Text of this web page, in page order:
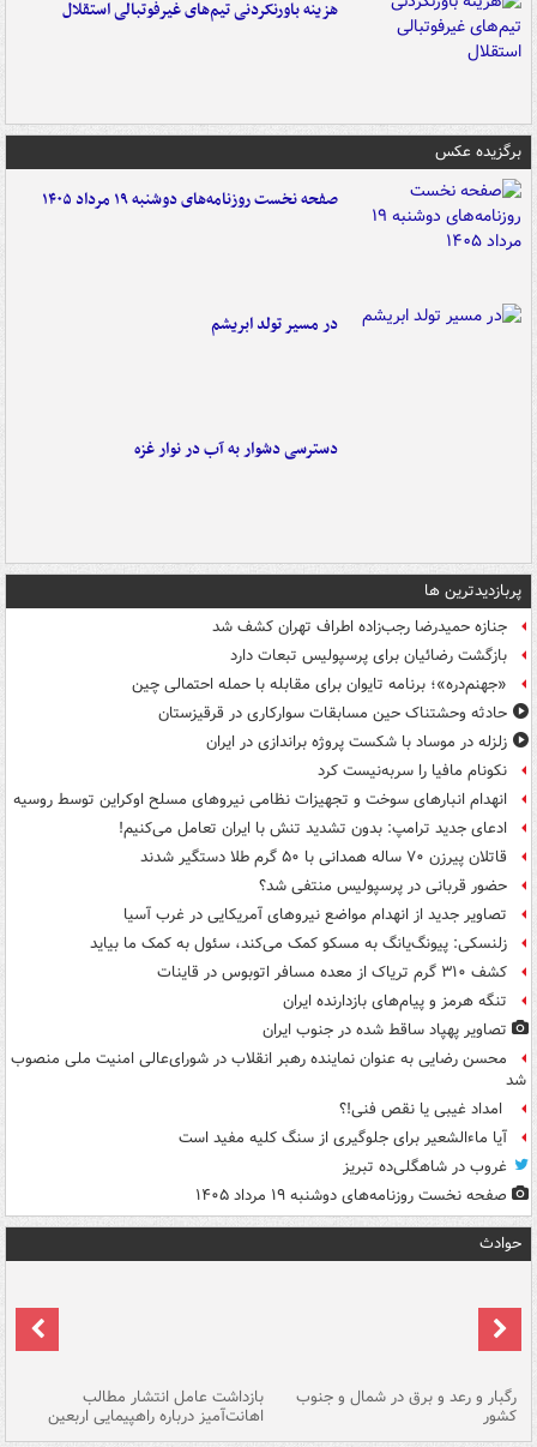
هزینه باورنکردنی تیم‌های غیرفوتبالی استقلال
برگزیده عکس
صفحه نخست روزنامه‌های دوشنبه ۱۹ مرداد ۱۴۰۵
در مسیر تولد ابریشم
دسترسی دشوار به آب در نوار غزه
پربازدیدترین ها
جنازه حمیدرضا رجب‌زاده اطراف تهران کشف شد
بازگشت رضائیان برای پرسپولیس تبعات دارد
«جهنم‌دره»؛ برنامه تایوان برای مقابله با حمله احتمالی چین
حادثه وحشتناک حین مسابقات سوارکاری در قرقیزستان
زلزله در موساد با شکست پروژه براندازی در ایران
نکونام مافیا را سربه‌نیست کرد
انهدام انبارهای سوخت و تجهیزات نظامی نیروهای مسلح اوکراین توسط روسیه
ادعای جدید ترامپ: بدون تشدید تنش با ایران تعامل می‌کنیم!
قاتلان پیرزن ۷۰ ساله همدانی با ۵۰ گرم طلا دستگیر شدند
حضور قربانی در پرسپولیس منتفی شد؟
تصاویر جدید از انهدام مواضع نیروهای آمریکایی در غرب آسیا
زلنسکی: پیونگ‌یانگ به مسکو کمک می‌کند، سئول به کمک ما بیاید
کشف ۳۱۰ گرم تریاک از معده مسافر اتوبوس در قاینات
تنگه هرمز و پیام‌های بازدارنده ایران
تصاویر پهپاد ساقط شده در جنوب ایران
محسن رضایی به عنوان نماینده رهبر انقلاب در شورای‌عالی امنیت ملی منصوب
شد
امداد غیبی یا نقص فنی!؟
آیا ماءالشعیر برای جلوگیری از سنگ کلیه مفید است
غروب در شاهگلی‌ده تبریز
صفحه نخست روزنامه‌های دوشنبه ۱۹ مرداد ۱۴۰۵
حوادث
رگبار و رعد و برق در شمال و جنوب
کشور
بازداشت عامل انتشار مطالب
اهانت‌آمیز درباره راهپیمایی اربعین